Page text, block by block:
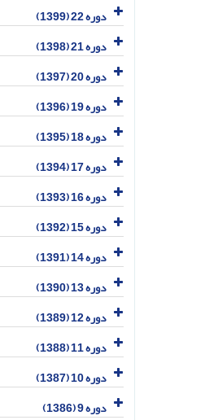
دوره 22 (1399)
دوره 21 (1398)
دوره 20 (1397)
دوره 19 (1396)
دوره 18 (1395)
دوره 17 (1394)
دوره 16 (1393)
دوره 15 (1392)
دوره 14 (1391)
دوره 13 (1390)
دوره 12 (1389)
دوره 11 (1388)
دوره 10 (1387)
دوره 9 (1386)